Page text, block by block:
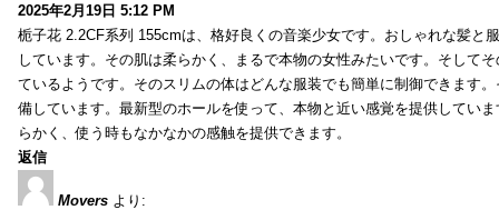
2025年2月19日 5:12 PM
栀子花 2.2CF系列 155cmは、格好良くの音楽少女です。おしゃれな髪と
しています。その肌は柔らかく、まるで本物の女性みたいです。そして
ているようです。そのスリムの体はどんな服装でも簡単に制御できます
備しています。最新型のホールを使って、本物と近い感覚を提供してい
らかく、使う時もなかなかの感触を提供できます。
返信
Movers より: